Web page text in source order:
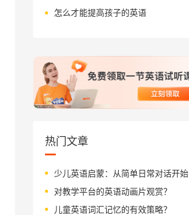
怎么才能提高孩子的英语
热门文章
少儿英语启蒙：从简单日常对话开始
对教学平台的英语动画片观赏？
儿童英语词汇记忆的有效策略？